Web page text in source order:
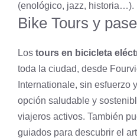
(enológico, jazz, historia…).
Bike Tours y
Los tours en bicicleta
toda la ciudad, desde
Internationale, sin esfuerzo
opción saludable y
viajeros activos. También
guiados para descubrir el